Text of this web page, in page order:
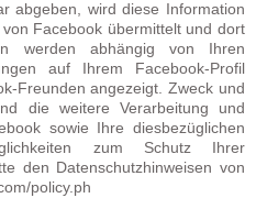
abgeben, wird diese Information
Facebook übermittelt und dort
werden abhängig von Ihren
auf Ihrem Facebook-Profil
Freunden angezeigt. Zweck und
die weitere Verarbeitung und
sowie Ihre diesbezüglichen
zum Schutz Ihrer
den Datenschutzhinweisen von
policy.ph